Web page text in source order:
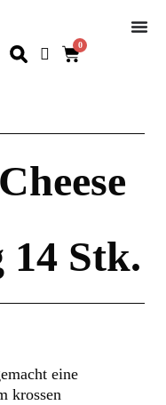
0
14 Stk.
eine
krossen